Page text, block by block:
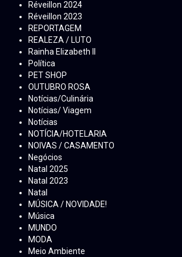
Réveillon 2024
Réveillon 2023
REPORTAGEM
REALEZA / LUTO
Rainha Elizabeth ll
Política
PET SHOP
OUTUBRO ROSA
Notícias/Culinária
Notícias/ Viagem
Notícias
NOTÍCIA/HOTELARIA
NOIVAS / CASAMENTO
Negócios
Natal 2025
Natal 2023
Natal
MÚSICA / NOVIDADE!
Música
MUNDO
MODA
Meio Ambiente